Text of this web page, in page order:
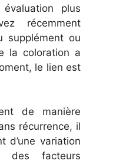
plus
récemment
supplément ou
la coloration a
le lien est
de manière
récurrence, il
d’une variation
des facteurs